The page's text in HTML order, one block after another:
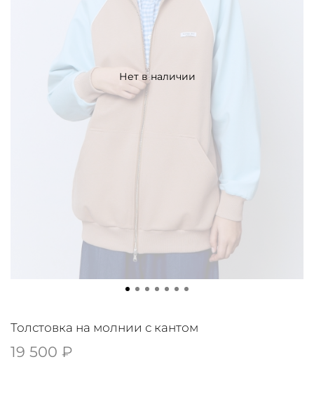
Нет в наличии
Толстовка на молнии с кантом
19 500 ₽